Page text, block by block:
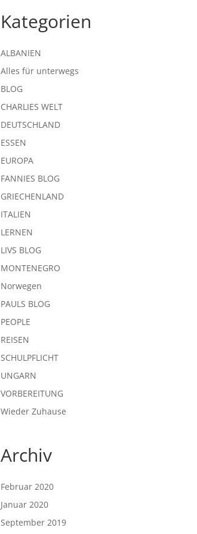
Kategorien
ALBANIEN
Alles für unterwegs
BLOG
CHARLIES WELT
DEUTSCHLAND
ESSEN
EUROPA
FANNIES BLOG
GRIECHENLAND
ITALIEN
LERNEN
LIVS BLOG
MONTENEGRO
Norwegen
PAULS BLOG
PEOPLE
REISEN
SCHULPFLICHT
UNGARN
VORBEREITUNG
Wieder Zuhause
Archiv
Februar 2020
Januar 2020
September 2019